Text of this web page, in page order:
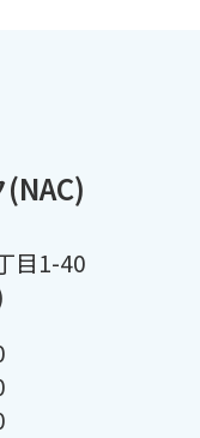
目1-40